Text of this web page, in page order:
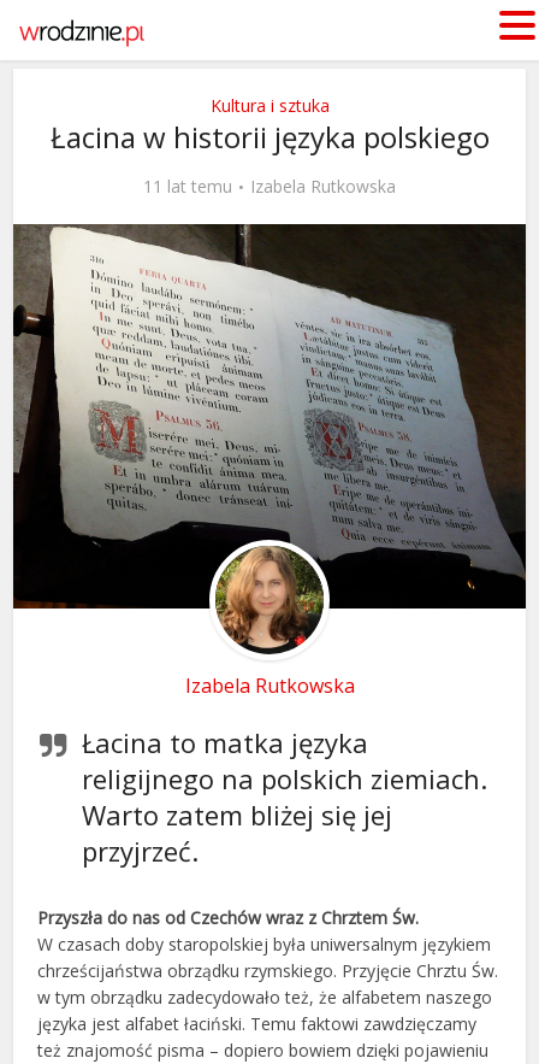
Kultura i sztuka
Łacina w historii języka polskiego
11 lat temu Izabela Rutkowska
Izabela Rutkowska
Łacina to matka języka
religijnego na polskich ziemiach.
Warto zatem bliżej się jej
przyjrzeć.
Przyszła do nas od Czechów wraz z Chrztem Św.
W czasach doby staropolskiej była uniwersalnym językiem
chrześcijaństwa obrządku rzymskiego. Przyjęcie Chrztu Św.
w tym obrządku zadecydowało też, że alfabetem naszego
języka jest alfabet łaciński. Temu faktowi zawdzięczamy
też znajomość pisma – dopiero bowiem dzięki pojawieniu